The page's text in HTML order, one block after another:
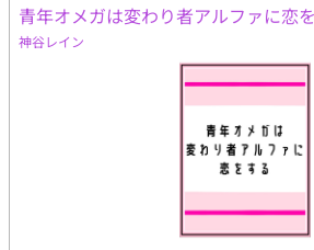
青年オメガは変わり者アルファに恋
神谷レイン